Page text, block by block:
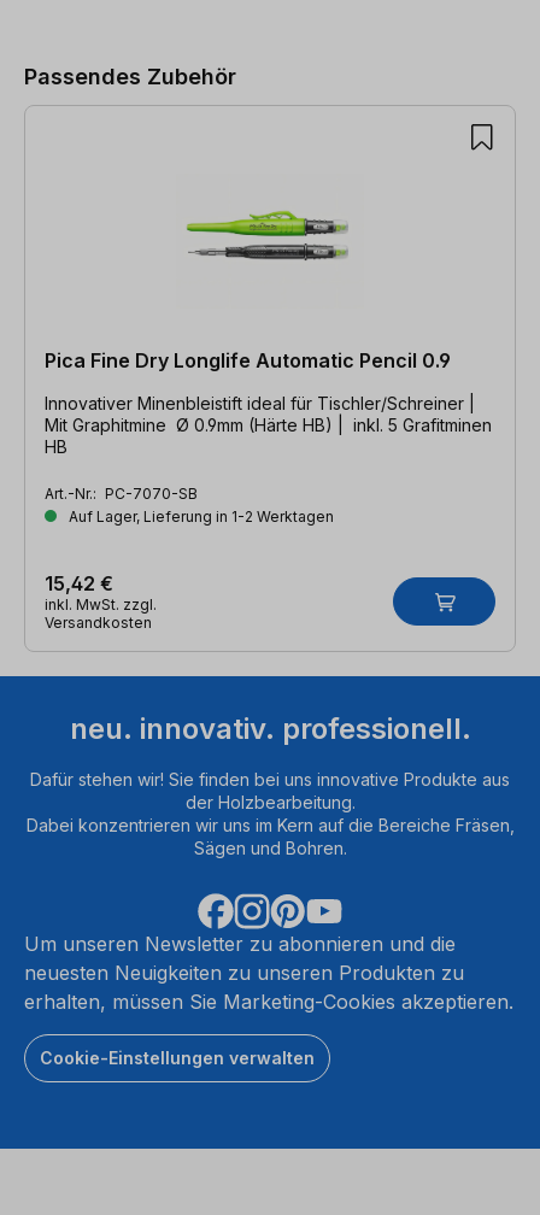
Passendes Zubehör
Pica Fine Dry Longlife Automatic Pencil 0.9
Innovativer Minenbleistift ideal für Tischler/Schreiner |
Mit Graphitmine Ø 0.9mm (Härte HB) | inkl. 5 Grafitminen
HB
Art.-Nr.: PC-7070-SB
Auf Lager, Lieferung in 1-2 Werktagen
15,42 €
inkl. MwSt. zzgl.
Versandkosten
neu. innovativ. professionell.
Dafür stehen wir! Sie finden bei uns innovative Produkte aus
der Holzbearbeitung.
Dabei konzentrieren wir uns im Kern auf die Bereiche Fräsen,
Sägen und Bohren.
Um unseren Newsletter zu abonnieren und die
neuesten Neuigkeiten zu unseren Produkten zu
erhalten, müssen Sie Marketing-Cookies akzeptieren.
Cookie-Einstellungen verwalten